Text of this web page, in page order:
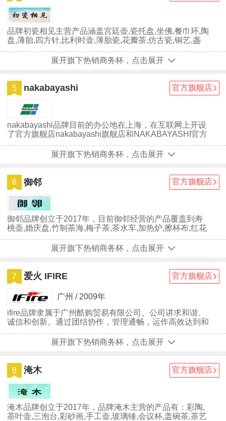
品牌初瓷相见主营产品涵盖宫廷壶,瓷托盘,坐佛,餐巾环,陶
盘,薄胎,四方针,比利时壶,薄胎瓷,花瓣茶,仿古瓷,铜艺,盏
展开旗下热销商务杯，点击展开
5 nakabayashi 官方旗舰店
nakabayashi品牌目前的办公地在上海，在互联网上开设
了官方旗舰店nakabayashi旗舰店和NAKABAYASHI官方
店同款的商品。nakabayashi品牌自创立至今，深受广大
用户们的喜爱，虽然nakabayashi已经取得一些不错的成
尖品牌努力。
展开旗下热销商务杯，点击展开
6 御邻 官方旗舰店
御邻品牌创立于2017年，目前御邻经营的产品覆盖到寿
桃壶,婚庆盘,竹制茶海,梅子茶,茶水车,加热炉,擦杯布,红花
展开旗下热销商务杯，点击展开
7 爱火 IFIRE 官方旗舰店
广州 / 2009年
ifire品牌隶属于广州酷购贸易有限公司。公司讲求和谐、
诚信和创新。通过团结协作，管理通畅，运作高效达到和
营;通过建立创新机制，鼓励创新精神，发挥创新才能，
使企业具备核心竞争力。用科学发展观来指导企业发展，
展开旗下热销商务杯，点击展开
8 淹木 官方旗舰店
淹木品牌创立于2017年，品牌淹木主营的产品有：彩陶,
茶叶壶,三泡台,彩砂画,手工壶,玻璃锤,会议杯,盖碗茶,茶艺